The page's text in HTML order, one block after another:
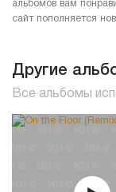
альбомов вам
сайт пополняется
Другие
Все альбомы